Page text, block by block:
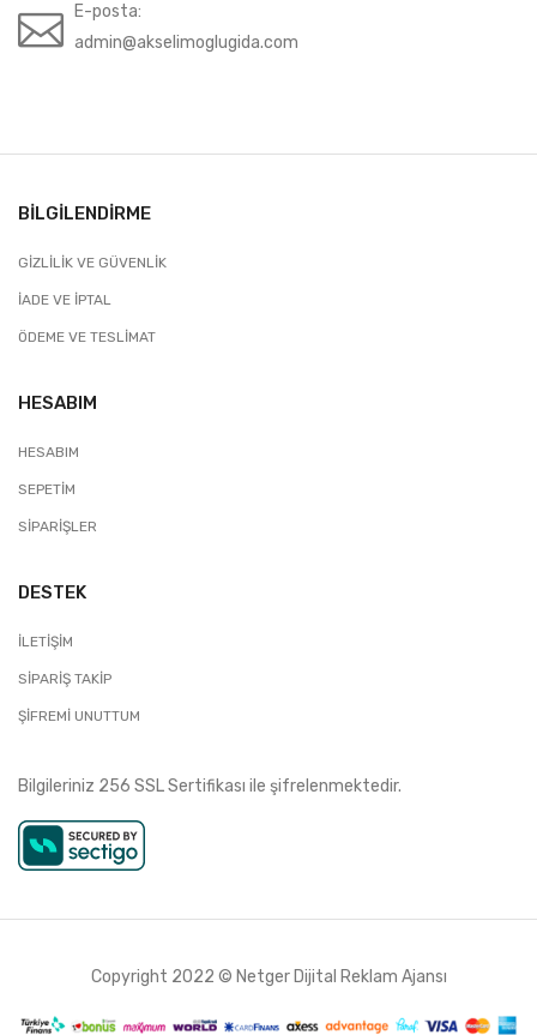
E-posta:
admin@akselimoglugida.com
BILGILENDIRME
GIZLILIK VE GÜVENLIK
İADE VE İPTAL
ÖDEME VE TESLIMAT
HESABIM
HESABIM
SEPETIM
SIPARIŞLER
DESTEK
İLETIŞIM
SIPARIŞ TAKIP
ŞIFREMI UNUTTUM
Bilgileriniz 256 SSL Sertifikası ile şifrelenmektedir.
Copyright 2022 © Netger Dijital Reklam Ajansı